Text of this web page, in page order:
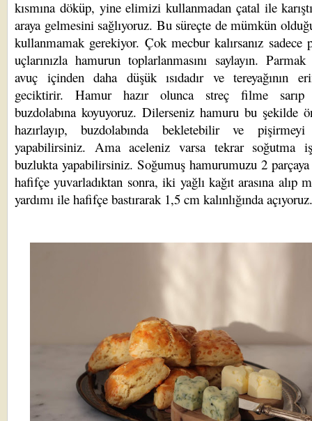
kısmına döküp, yine elimizi kullanmadan çatal ile
araya gelmesini sağlıyoruz. Bu süreçte de mümkün
kullanmamak gerekiyor. Çok mecbur kalırsanız sadece
uçlarınızla hamurun toplarlanmasını saylayın. Parmak
avuç içinden daha düşük ısıdadır ve tereyağının
geciktirir. Hamur hazır olunca streç filme sarıp
buzdolabına koyuyoruz. Dilerseniz hamuru bu şekilde
hazırlayıp, buzdolabında bekletebilir ve
yapabilirsiniz. Ama aceleniz varsa tekrar soğutma
buzlukta yapabilirsiniz. Soğumuş hamurumuzu 2 parçaya
hafifçe yuvarladıktan sonra, iki yağlı kağıt arasına alıp
yardımı ile hafifçe bastırarak 1,5 cm kalınlığında açıyoruz.